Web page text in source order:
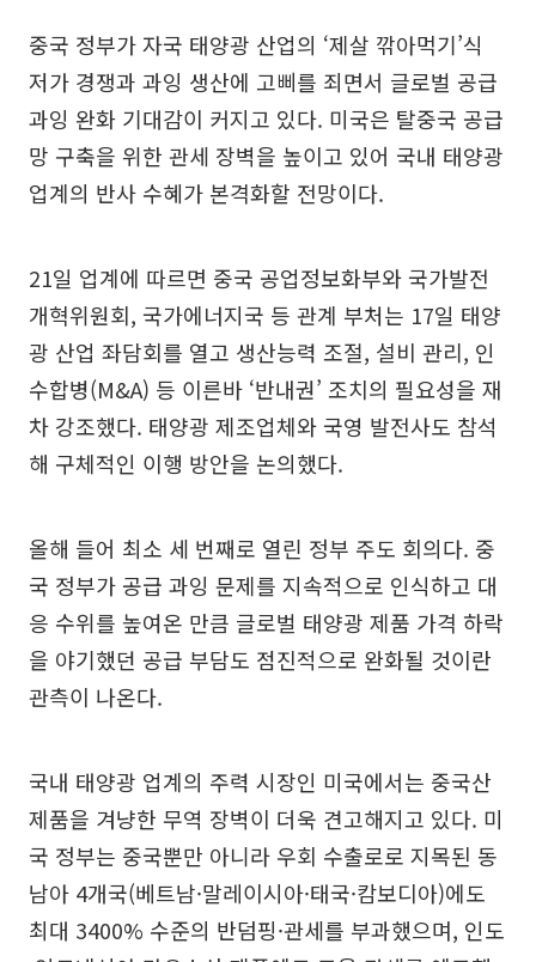
중국 정부가 자국 태양광 산업의 ‘제살 깎아먹기’식
저가 경쟁과 과잉 생산에 고삐를 죄면서 글로벌 공급
과잉 완화 기대감이 커지고 있다. 미국은 탈중국 공급
망 구축을 위한 관세 장벽을 높이고 있어 국내 태양광
업계의 반사 수혜가 본격화할 전망이다.
21일 업계에 따르면 중국 공업정보화부와 국가발전
개혁위원회, 국가에너지국 등 관계 부처는 17일 태양
광 산업 좌담회를 열고 생산능력 조절, 설비 관리, 인
수합병(M&A) 등 이른바 ‘반내권’ 조치의 필요성을 재
차 강조했다. 태양광 제조업체와 국영 발전사도 참석
해 구체적인 이행 방안을 논의했다.
올해 들어 최소 세 번째로 열린 정부 주도 회의다. 중
국 정부가 공급 과잉 문제를 지속적으로 인식하고 대
응 수위를 높여온 만큼 글로벌 태양광 제품 가격 하락
을 야기했던 공급 부담도 점진적으로 완화될 것이란
관측이 나온다.
국내 태양광 업계의 주력 시장인 미국에서는 중국산
제품을 겨냥한 무역 장벽이 더욱 견고해지고 있다. 미
국 정부는 중국뿐만 아니라 우회 수출로로 지목된 동
남아 4개국(베트남·말레이시아·태국·캄보디아)에도
최대 3400% 수준의 반덤핑·관세를 부과했으며, 인도